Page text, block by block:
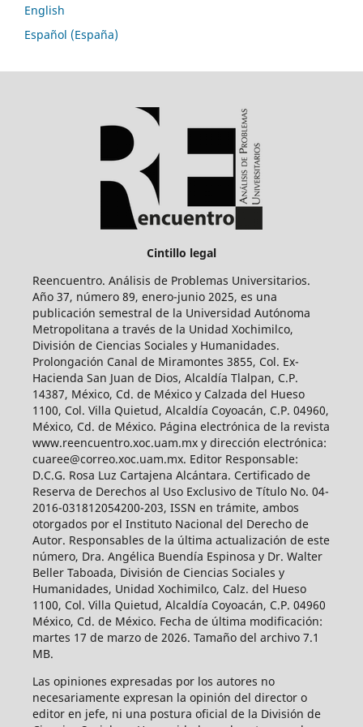
English
Español (España)
Cintillo legal
Reencuentro. Análisis de Problemas Universitarios.
Año 37, número 89, enero-junio 2025, es una
publicación semestral de la Universidad Autónoma
Metropolitana a través de la Unidad Xochimilco,
División de Ciencias Sociales y Humanidades.
Prolongación Canal de Miramontes 3855, Col. Ex-
Hacienda San Juan de Dios, Alcaldía Tlalpan, C.P.
14387, México, Cd. de México y Calzada del Hueso
1100, Col. Villa Quietud, Alcaldía Coyoacán, C.P. 04960,
México, Cd. de México. Página electrónica de la revista
www.reencuentro.xoc.uam.mx y dirección electrónica:
cuaree@correo.xoc.uam.mx. Editor Responsable:
D.C.G. Rosa Luz Cartajena Alcántara. Certificado de
Reserva de Derechos al Uso Exclusivo de Título No. 04-
2016-031812054200-203, ISSN en trámite, ambos
otorgados por el Instituto Nacional del Derecho de
Autor. Responsables de la última actualización de este
número, Dra. Angélica Buendía Espinosa y Dr. Walter
Beller Taboada, División de Ciencias Sociales y
Humanidades, Unidad Xochimilco, Calz. del Hueso
1100, Col. Villa Quietud, Alcaldía Coyoacán, C.P. 04960
México, Cd. de México. Fecha de última modificación:
martes 17 de marzo de 2026. Tamaño del archivo 7.1
MB.
Las opiniones expresadas por los autores no
necesariamente expresan la opinión del director o
editor en jefe, ni una postura oficial de la División de